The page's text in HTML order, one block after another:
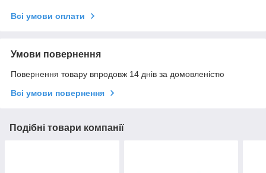
Всі умови оплати
Умови повернення
Повернення товару впродовж 14 днів за домовленістю
Всі умови повернення
Подібні товари компанії